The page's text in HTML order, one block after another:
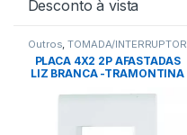
Desconto à vista
Outros,TOMADA/INTERRUPTOR
PLACA 4X2 2P AFASTADAS
LIZ BRANCA -TRAMONTINA